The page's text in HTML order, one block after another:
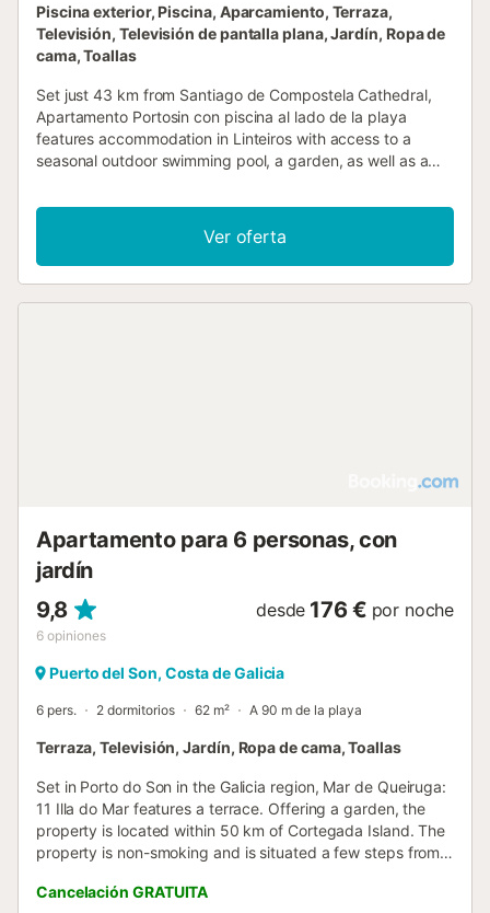
Piscina exterior, Piscina, Aparcamiento, Terraza,
Televisión, Televisión de pantalla plana, Jardín, Ropa de
cama, Toallas
Set just 43 km from Santiago de Compostela Cathedral,
Apartamento Portosin con piscina al lado de la playa
features accommodation in Linteiros with access to a
seasonal outdoor swimming pool, a garden, as well as a
Ver oferta
Apartamento para 6 personas, con
jardín
9,8
6 opiniones
desde 176 € por noche
Puerto del Son, Costa de Galicia
6 pers. 2 dormitorios 62 m² A 90 m de la playa
Terraza, Televisión, Jardín, Ropa de cama, Toallas
Set in Porto do Son in the Galicia region, Mar de Queiruga:
11 Illa do Mar features a terrace. Offering a garden, the
property is located within 50 km of Cortegada Island. The
property is non-smoking and is situated a few steps from
Cancelación GRATUITA